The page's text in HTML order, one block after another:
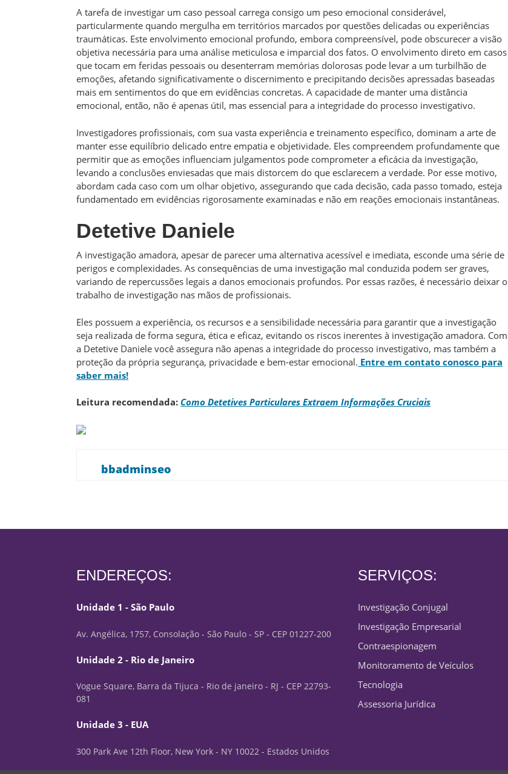
A tarefa de investigar um caso pessoal carrega consigo um peso emocional considerável,
particularmente quando mergulha em territórios marcados por questões delicadas ou experiências
traumáticas. Este envolvimento emocional profundo, embora compreensível, pode obscurecer a visão
objetiva necessária para uma análise meticulosa e imparcial dos fatos. O envolvimento direto em casos
que tocam em feridas pessoais ou desenterram memórias dolorosas pode levar a um turbilhão de
emoções, afetando significativamente o discernimento e precipitando decisões apressadas baseadas
mais em sentimentos do que em evidências concretas. A capacidade de manter uma distância
emocional, então, não é apenas útil, mas essencial para a integridade do processo investigativo.
Investigadores profissionais, com sua vasta experiência e treinamento específico, dominam a arte de
manter esse equilíbrio delicado entre empatia e objetividade. Eles compreendem profundamente que
permitir que as emoções influenciam julgamentos pode comprometer a eficácia da investigação,
levando a conclusões enviesadas que mais distorcem do que esclarecem a verdade. Por esse motivo,
abordam cada caso com um olhar objetivo, assegurando que cada decisão, cada passo tomado, esteja
fundamentado em evidências rigorosamente examinadas e não em reações emocionais instantâneas.
Detetive Daniele
A investigação amadora, apesar de parecer uma alternativa acessível e imediata, esconde uma série de
perigos e complexidades. As consequências de uma investigação mal conduzida podem ser graves,
variando de repercussões legais a danos emocionais profundos. Por essas razões, é necessário deixar o
trabalho de investigação nas mãos de profissionais.
Eles possuem a experiência, os recursos e a sensibilidade necessária para garantir que a investigação
seja realizada de forma segura, ética e eficaz, evitando os riscos inerentes à investigação amadora. Com
a Detetive Daniele você assegura não apenas a integridade do processo investigativo, mas também a
proteção da própria segurança, privacidade e bem-estar emocional. Entre em contato conosco para
saber mais!
Leitura recomendada: Como Detetives Particulares Extraem Informações Cruciais
bbadminseo
ENDEREÇOS:
Unidade 1 - São Paulo
Av. Angélica, 1757, Consolação - São Paulo - SP - CEP 01227-200
Unidade 2 - Rio de Janeiro
Vogue Square, Barra da Tijuca - Rio de janeiro - RJ - CEP 22793-
081
Unidade 3 - EUA
300 Park Ave 12th Floor, New York - NY 10022 - Estados Unidos
SERVIÇOS:
Investigação Conjugal
Investigação Empresarial
Contraespionagem
Monitoramento de Veículos
Tecnologia
Assessoria Jurídica